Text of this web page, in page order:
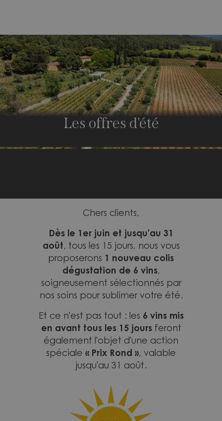
Les offres d'été
Chers clients,
Dès le 1er juin et jusqu'au 31
août, tous les 15 jours, nous vous
proposerons 1 nouveau colis
dégustation de 6 vins,
soigneusement sélectionnés par
nos soins pour sublimer votre été.
Et ce n'est pas tout : les 6 vins mis
en avant tous les 15 joursferont
également l'objet d'une action
spéciale « Prix Rond », valable
jusqu'au 31 août.